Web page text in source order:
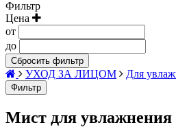
Фильтр
Цена
от
до
Сбросить фильтр
УХОД ЗА ЛИЦОМ Для
Фильтр
Мист для